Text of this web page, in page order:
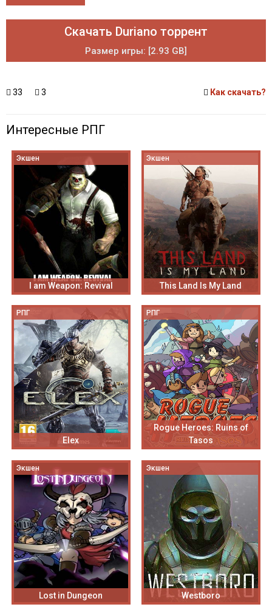
Скачать Duriano торрент
Размер игры: [2.93 GB]
33 3 Как скачать?
Интересные РПГ
Экшен
I am Weapon: Revival
Экшен
This Land Is My Land
РПГ
Elex
РПГ
Rogue Heroes: Ruins of
Tasos
Экшен
Lost in Dungeon
Экшен
Westboro